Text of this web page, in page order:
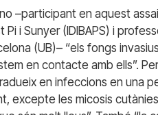
–participant en aquest
Pi i Sunyer (IDIBAPS) i
(UB)– “els fongs
en contacte amb ells”.
en infeccions en una
excepte les micosis